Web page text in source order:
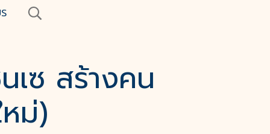
เซ สร้างคน
ม่)